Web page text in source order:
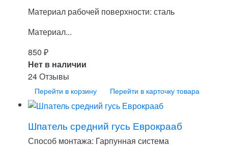
Материал рабочей поверхности: сталь
Материал...
850 ₽
Нет в наличии
24 Отзывы
Перейти в корзину Перейти в карточку товара
Шпатель средний гусь Еврокрааб
Способ монтажа: Гарпунная система